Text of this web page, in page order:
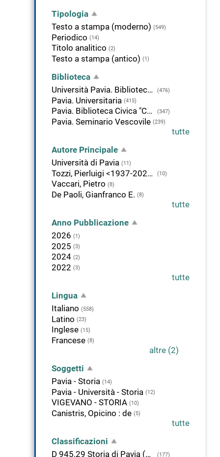
Tipologia
Testo a stampa (moderno) (549)
Periodico (14)
Titolo analitico (2)
Testo a stampa (antico) (1)
Biblioteca
Università Pavia. Biblioteca di Studi Umanistici
(476)
Pavia. Universitaria (415)
Pavia. Biblioteca Civica "Carlo Bonetta" (347)
Pavia. Seminario Vescovile (239)
tutte
Autore Principale
Università di Pavia (11)
Tozzi, Pierluigi <1937-2026> (10)
Vaccari, Pietro (8)
De Paoli, Gianfranco E. (8)
tutte
Anno Pubblicazione
2026 (1)
2025 (3)
2024 (2)
2022 (3)
tutte
Lingua
Italiano (558)
Latino (23)
Inglese (15)
Francese (8)
altre (2)
Soggetti
Pavia - Storia (14)
Pavia - Università - Storia (12)
VIGEVANO - STORIA (10)
Canistris, Opicino : de (5)
tutte
Classificazioni
D 945.29 Storia di Pavia (prov.)
(177)